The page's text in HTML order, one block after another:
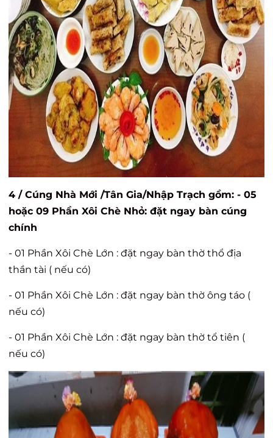
4 / Cúng Nhà Mới /Tân Gia/Nhập Trạch gồm: - 05
hoặc 09 Phần Xôi Chè Nhỏ: đặt ngay bàn cúng
chính
- 01 Phần Xôi Chè Lớn : đặt ngay bàn thờ thổ địa
thần tài ( nếu có)
- 01 Phần Xôi Chè Lớn : đặt ngay bàn thờ ông táo (
nếu có)
- 01 Phần Xôi Chè Lớn : đặt ngay bàn thờ tổ tiên (
nếu có)